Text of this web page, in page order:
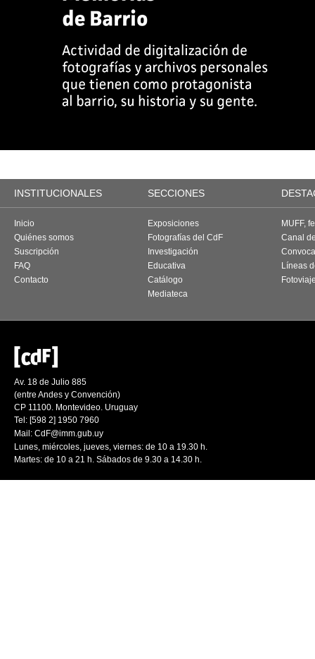
INSTITUCIONALES SECCIONES
Inicio
Quiénes somos
Suscripción
FAQ
Contacto
Exposiciones
Fotografías del CdF
Investigación
Educativa
Catálogo
Mediateca
MUFF,
Canal
Líneas
Av. 18 de Julio 885
(entre Andes y Convención)
CP 11100. Montevideo. Uruguay
Tel: [598 2] 1950 7960
Mail: CdF@imm.gub.uy
Lunes, miércoles, jueves, viernes: de 10 a 19.30 h.
Martes: de 10 a 21 h. Sábados de 9.30 a 14.30 h.